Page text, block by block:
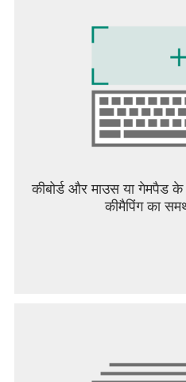
कीबोर्ड और माउस या गेमपैड
कीमैपिंग का